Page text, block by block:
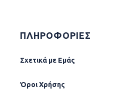
ΠΛΗΡΟΦΟΡΙΕΣ
Σχετικά µε Εµάς
Όροι Χρήσης